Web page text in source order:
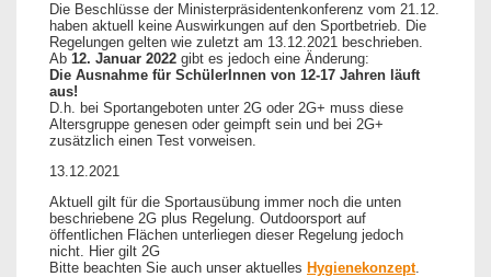
Die Beschlüsse der Ministerpräsidentenkonferenz vom 21.12.
haben aktuell keine Auswirkungen auf den Sportbetrieb. Die
Regelungen gelten wie zuletzt am 13.12.2021 beschrieben.
Ab 12. Januar 2022 gibt es jedoch eine Änderung:
Die Ausnahme für SchülerInnen von 12-17 Jahren läuft
aus!
D.h. bei Sportangeboten unter 2G oder 2G+ muss diese
Altersgruppe genesen oder geimpft sein und bei 2G+
zusätzlich einen Test vorweisen.
13.12.2021
Aktuell gilt für die Sportausübung immer noch die unten
beschriebene 2G plus Regelung. Outdoorsport auf
öffentlichen Flächen unterliegen dieser Regelung jedoch
nicht. Hier gilt 2G
Bitte beachten Sie auch unser aktuelles Hygienekonzept.